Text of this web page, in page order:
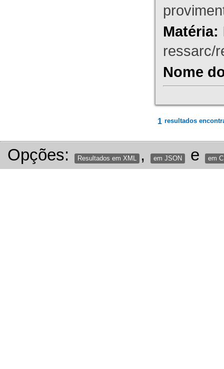
Matéria:
ressarc/
Nome
1 resultados
Opções: Resultados em XML , em JSON e em